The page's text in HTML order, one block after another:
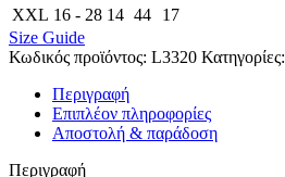
XXL 16 - 28 14 44
17
Size Guide
Κωδικός προϊόντος: L3320 Κατηγορίες:
Περιγραφή
Επιπλέον πληροφορίες
Αποστολή & παράδοση
Περιγραφή